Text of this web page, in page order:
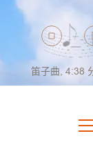
笛子曲, 4:38